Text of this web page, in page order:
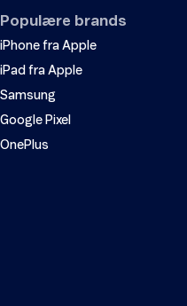
Populære brands
iPhone fra Apple
iPad fra Apple
Samsung
Google Pixel
OnePlus